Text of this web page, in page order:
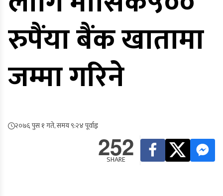
रुपैंया बैंक खातामा
जम्मा गरिने
२०७६ पुस १ गते, समय ९:२४ पूर्वाह्न
252
SHARE